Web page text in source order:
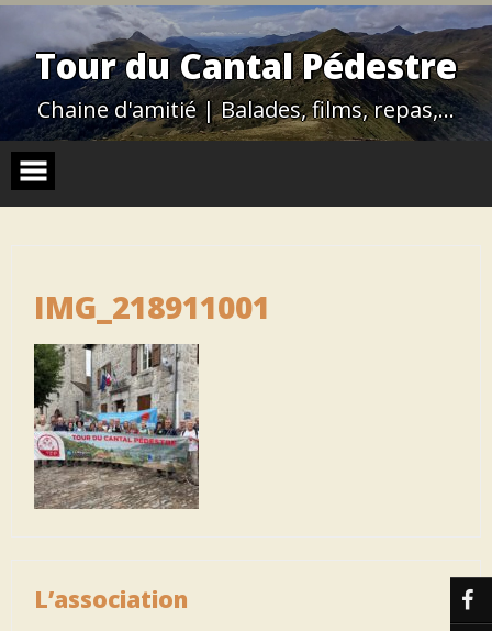
Skip
contentTour du Cantal Pédestre
Chaine d'amitié | Balades, films, repas,…
IMG_218911001
L’association